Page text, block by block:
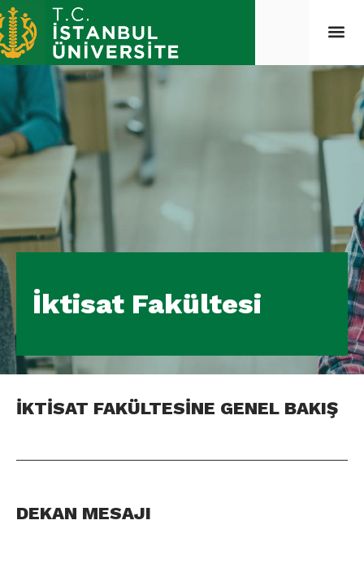
İktisat Fakültesi
İKTİSAT FAKÜLTESİNE GENEL BAKIŞ
DEKAN MESAJI